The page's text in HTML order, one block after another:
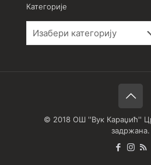
Категорије
© 2018 ОШ ''Вук Караџић''
задржана.